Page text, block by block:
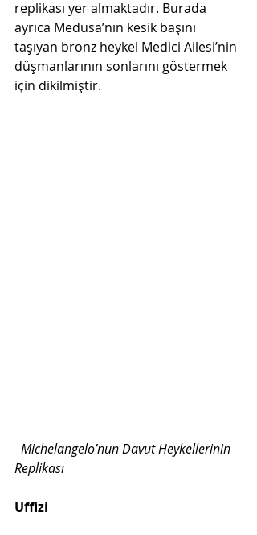
replikası yer almaktadır. Burada
ayrıca Medusa’nın kesik başını
taşıyan bronz heykel Medici Ailesi’nin
düşmanlarının sonlarını göstermek
için dikilmiştir.
Michelangelo’nun Davut Heykellerinin
Replikası
Uffizi